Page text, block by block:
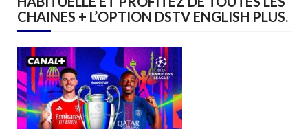
CHAINES + L’OPTION DSTV ENGLISH PLUS.